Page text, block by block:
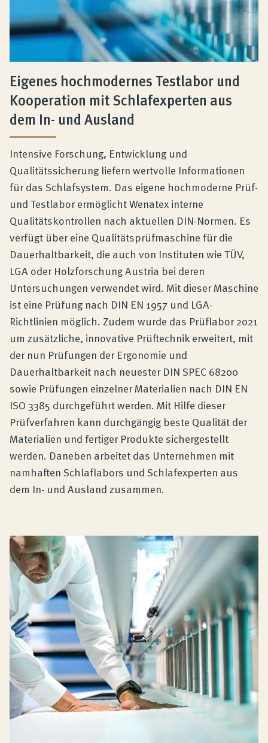
Eigenes hochmodernes Testlabor und
Kooperation mit Schlafexperten aus
dem In- und Ausland
Intensive Forschung, Entwicklung und
Qualitätssicherung liefern wertvolle Informationen
für das Schlafsystem. Das eigene hochmoderne Prüf-
und Testlabor ermöglicht Wenatex interne
Qualitätskontrollen nach aktuellen DIN-Normen. Es
verfügt über eine Qualitätsprüfmaschine für die
Dauerhaltbarkeit, die auch von Instituten wie TÜV,
LGA oder Holzforschung Austria bei deren
Untersuchungen verwendet wird. Mit dieser Maschine
ist eine Prüfung nach DIN EN 1957 und LGA-
Richtlinien möglich. Zudem wurde das Prüflabor 2021
um zusätzliche, innovative Prüftechnik erweitert, mit
der nun Prüfungen der Ergonomie und
Dauerhaltbarkeit nach neuester DIN SPEC 68200
sowie Prüfungen einzelner Materialien nach DIN EN
ISO 3385 durchgeführt werden. Mit Hilfe dieser
Prüfverfahren kann durchgängig beste Qualität der
Materialien und fertiger Produkte sichergestellt
werden. Daneben arbeitet das Unternehmen mit
namhaften Schlaflabors und Schlafexperten aus
dem In- und Ausland zusammen.